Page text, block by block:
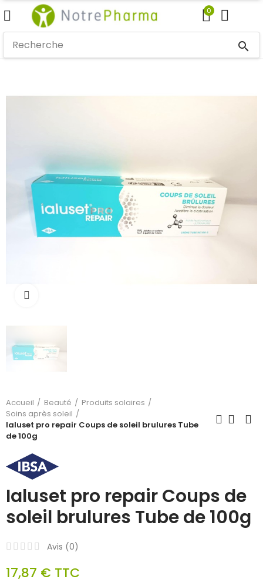
0
search
Accueil Beauté
Produits solaires
Soins après soleil
Ialuset pro repair Coups de soleil brulures Tube
de 100g
Ialuset pro repair Coups de
soleil brulures Tube de 100g
Avis (0)
17,87 € TTC